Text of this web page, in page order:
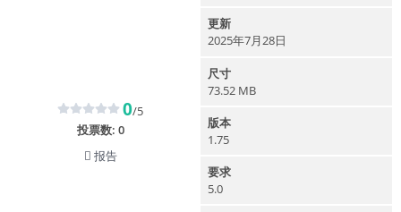
0/5
投票数: 0
报告
更新
2025年7月28日
尺寸
73.52 MB
版本
1.75
要求
5.0